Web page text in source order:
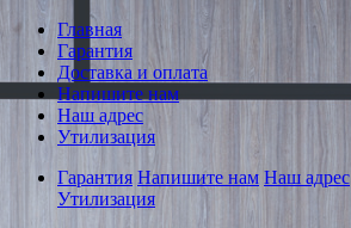
Главная
Гарантия
Доставка и оплата
Напишите нам
Наш адрес
Утилизация
Гарантия Напишите нам Наш адрес
Утилизация